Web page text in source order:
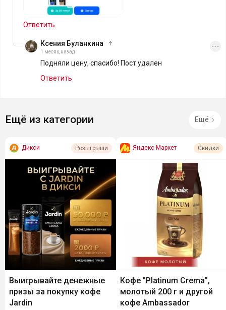
Ответить
Ксения Буланкина
1 месяц назад
Подняли цену, спасибо! Пост удален
Ответить
Ещё из категории Ещё
Дикси Розыгрыши
Выигрывайте денежные
призы за покупку кофе
Jardin
Яндекс Маркет Скидки
Кофе "Platinum Crema",
молотый 200 г и другой
кофе Ambassador